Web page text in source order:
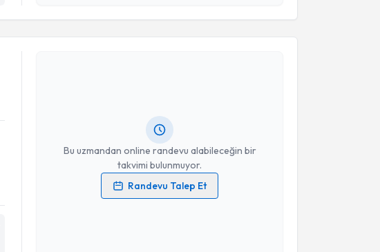
Bu uzmandan online randevu alabileceğin bir
takvimi bulunmuyor.
Randevu Talep Et
Kişisel verilerimin işlenmesine ilişkinAydınlatma Metni